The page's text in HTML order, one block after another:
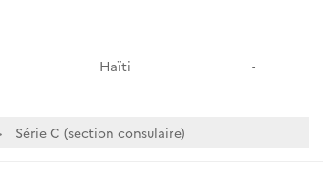
Haïti -
Série C (section consulaire)